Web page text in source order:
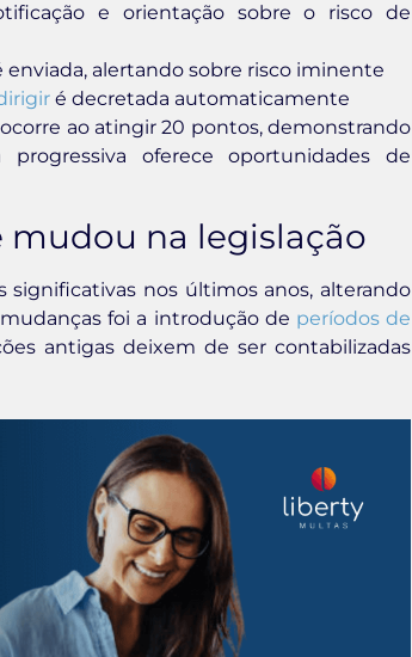
e orientação sobre o risco de
alertando sobre risco iminente
é decretada automaticamente
ao atingir 20 pontos, demonstrando
oferece oportunidades de
mudou na legislação
significativas nos últimos anos, alterando
foi a introdução de períodos de
antigas deixem de ser contabilizadas